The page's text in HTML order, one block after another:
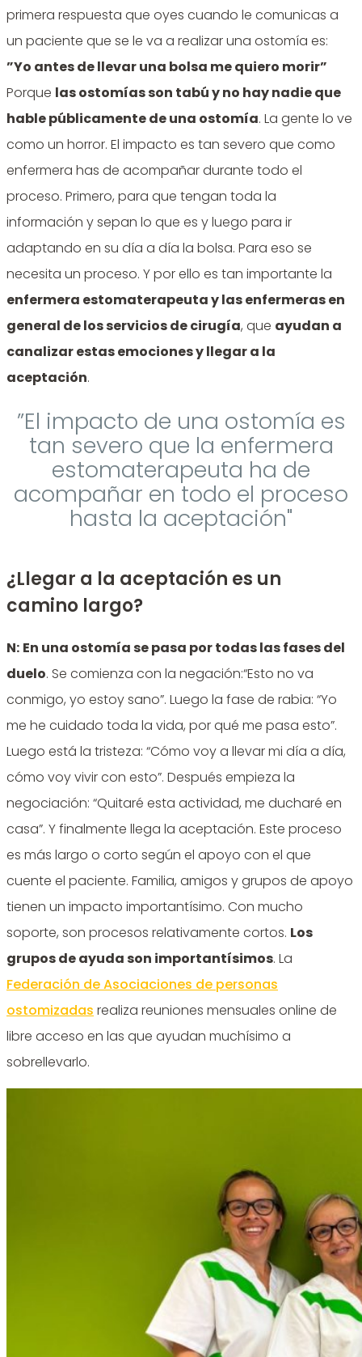
primera respuesta que oyes cuando le comunicas a
un paciente que se le va a realizar una ostomía es:
”Yo antes de llevar una bolsa me quiero morir”
Porque las ostomías son tabú y no hay nadie que
hable públicamente de una ostomía. La gente lo ve
como un horror. El impacto es tan severo que como
enfermera has de acompañar durante todo el
proceso. Primero, para que tengan toda la
información y sepan lo que es y luego para ir
adaptando en su día a día la bolsa. Para eso se
necesita un proceso. Y por ello es tan importante la
enfermera estomaterapeuta y las enfermeras en
general de los servicios de cirugía, que ayudan a
canalizar estas emociones y llegar a la
aceptación.
”El impacto de una ostomía es
tan severo que la enfermera
estomaterapeuta ha de
acompañar en todo el proceso
hasta la aceptación"
¿Llegar a la aceptación es un
camino largo?
N: En una ostomía se pasa por todas las fases del
duelo. Se comienza con la negación:“Esto no va
conmigo, yo estoy sano”. Luego la fase de rabia: “Yo
me he cuidado toda la vida, por qué me pasa esto”.
Luego está la tristeza: “Cómo voy a llevar mi día a día,
cómo voy vivir con esto”. Después empieza la
negociación: “Quitaré esta actividad, me ducharé en
casa”. Y finalmente llega la aceptación. Este proceso
es más largo o corto según el apoyo con el que
cuente el paciente. Familia, amigos y grupos de apoyo
tienen un impacto importantísimo. Con mucho
soporte, son procesos relativamente cortos. Los
grupos de ayuda son importantísimos. La
Federación de Asociaciones de personas
ostomizadas realiza reuniones mensuales online de
libre acceso en las que ayudan muchísimo a
sobrellevarlo.